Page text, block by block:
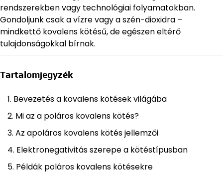
rendszerekben vagy technológiai folyamatokban.
Gondoljunk csak a vízre vagy a szén-dioxidra –
mindkettő kovalens kötésű, de egészen eltérő
tulajdonságokkal bírnak.
Tartalomjegyzék
Bevezetés a kovalens kötések világába
Mi az a poláros kovalens kötés?
Az apoláros kovalens kötés jellemzői
Elektronegativitás szerepe a kötéstípusban
Példák poláros kovalens kötésekre